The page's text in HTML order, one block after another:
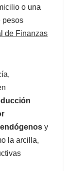
o una
pesos
de Finanzas
y
la arcilla,